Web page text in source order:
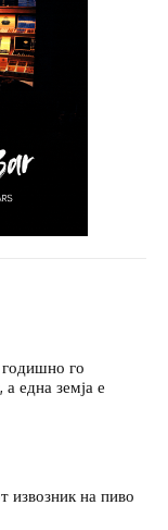
го
една земја е
извозник на пиво